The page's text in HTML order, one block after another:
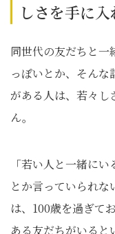
しさを手に
同世代の友だちと
っぽいとか、そん
がある人は、若々し
ん。
「若い人と一緒に
とか言っていられ
は、100歳を過ぎて
ある友だちがいると